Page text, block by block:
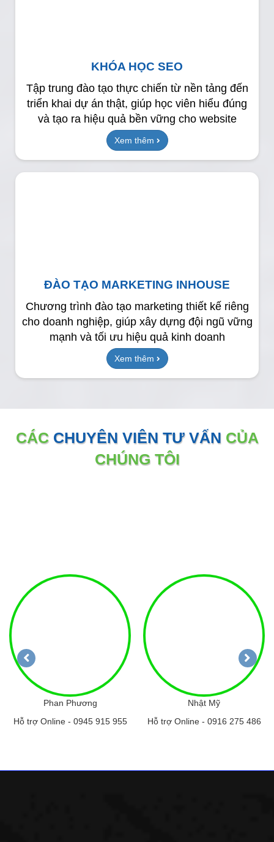
KHÓA HỌC SEO
Tập trung đào tạo thực chiến từ nền tảng đến
triển khai dự án thật, giúp học viên hiểu đúng
và tạo ra hiệu quả bền vững cho website
Xem thêm
ĐÀO TẠO MARKETING INHOUSE
Chương trình đào tạo marketing thiết kế riêng
cho doanh nghiệp, giúp xây dựng đội ngũ vững
mạnh và tối ưu hiệu quả kinh doanh
Xem thêm
CÁC CHUYÊN VIÊN TƯ VẤN CỦA
CHÚNG TÔI
Phan Phương
Hỗ trợ Online - 0945 915 955
Nhật Mỹ
Hỗ trợ Online - 0916 275 486